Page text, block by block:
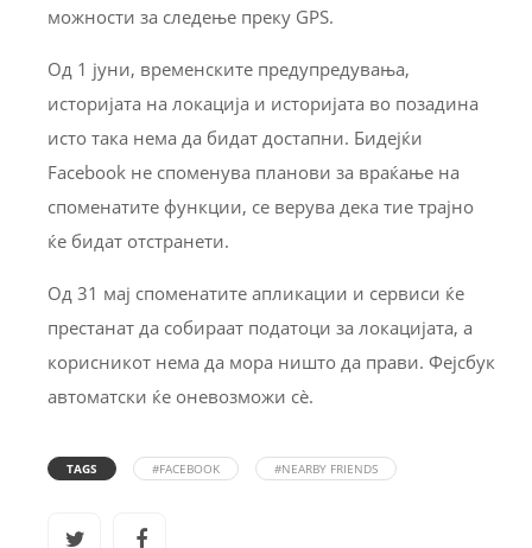
можности за следење преку GPS.
Од 1 јуни, временските предупредувања,
историјата на локација и историјата во позадина
исто така нема да бидат достапни. Бидејќи
Facebook не споменува планови за враќање на
споменатите функции, се верува дека тие трајно
ќе бидат отстранети.
Од 31 мај споменатите апликации и сервиси ќе
престанат да собираат податоци за локацијата, а
корисникот нема да мора ништо да прави. Фејсбук
автоматски ќе оневозможи сè.
TAGS #FACEBOOK #NEARBY FRIENDS